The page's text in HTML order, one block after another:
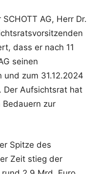
AG, Herr Dr.
dass er nach 11
seinen
zum 31.12.2024
Der Aufsichtsrat hat
Bedauern zur
Spitze des
Zeit stieg der